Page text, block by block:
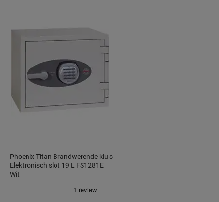
Phoenix Titan Brandwerende kluis
Elektronisch slot 19 L FS1281E
Wit